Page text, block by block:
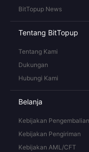
BitTopup News
Tentang BitTopup
Tentang Kami
Dukungan
Hubungi Kami
Belanja
Kebijakan Pengembalian
Kebijakan Pengiriman
Kebijakan AML/CFT